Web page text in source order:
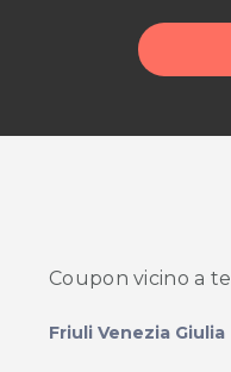
Coupon vicino a te
Friuli Venezia Giulia